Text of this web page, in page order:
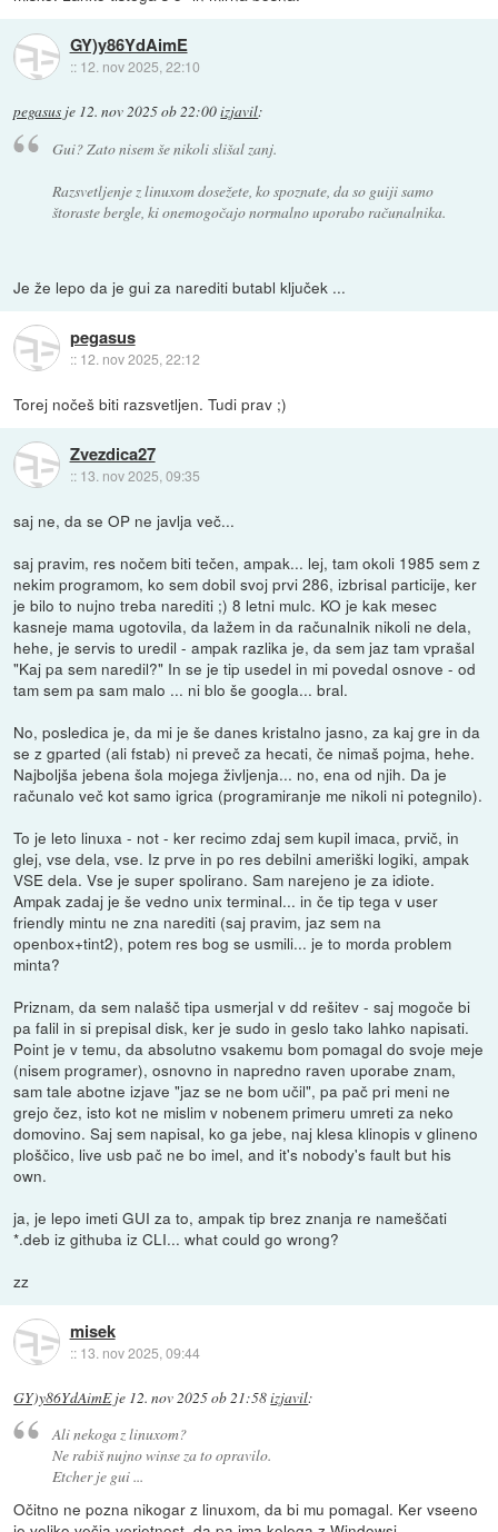
GY)y86YdAimE
:: 12. nov 2025, 22:10
pegasus je 12. nov 2025 ob 22:00izjavil:
Gui? Zato nisem še nikoli slišal zanj.
Razsvetljenje z linuxom dosežete, ko spoznate, da so guiji samo
štoraste bergle, ki onemogočajo normalno uporabo računalnika.
Je že lepo da je gui za narediti butabl ključek ...
pegasus
:: 12. nov 2025, 22:12
Torej nočeš biti razsvetljen. Tudi prav ;)
Zvezdica27
:: 13. nov 2025, 09:35
saj ne, da se OP ne javlja več...
saj pravim, res nočem biti tečen, ampak... lej, tam okoli 1985 sem z
nekim programom, ko sem dobil svoj prvi 286, izbrisal particije, ker
je bilo to nujno treba narediti ;) 8 letni mulc. KO je kak mesec
kasneje mama ugotovila, da lažem in da računalnik nikoli ne dela,
hehe, je servis to uredil - ampak razlika je, da sem jaz tam vprašal
"Kaj pa sem naredil?" In se je tip usedel in mi povedal osnove - od
tam sem pa sam malo ... ni blo še googla... bral.
No, posledica je, da mi je še danes kristalno jasno, za kaj gre in da
se z gparted (ali fstab) ni preveč za hecati, če nimaš pojma, hehe.
Najboljša jebena šola mojega življenja... no, ena od njih. Da je
računalo več kot samo igrica (programiranje me nikoli ni potegnilo).
To je leto linuxa - not - ker recimo zdaj sem kupil imaca, prvič, in
glej, vse dela, vse. Iz prve in po res debilni ameriški logiki, ampak
VSE dela. Vse je super spolirano. Sam narejeno je za idiote.
Ampak zadaj je še vedno unix terminal... in če tip tega v user
friendly mintu ne zna narediti (saj pravim, jaz sem na
openbox+tint2), potem res bog se usmili... je to morda problem
minta?
Priznam, da sem nalašč tipa usmerjal v dd rešitev - saj mogoče bi
pa falil in si prepisal disk, ker je sudo in geslo tako lahko napisati.
Point je v temu, da absolutno vsakemu bom pomagal do svoje meje
(nisem programer), osnovno in napredno raven uporabe znam,
sam tale abotne izjave "jaz se ne bom učil", pa pač pri meni ne
grejo čez, isto kot ne mislim v nobenem primeru umreti za neko
domovino. Saj sem napisal, ko ga jebe, naj klesa klinopis v glineno
ploščico, live usb pač ne bo imel, and it's nobody's fault but his
own.
ja, je lepo imeti GUI za to, ampak tip brez znanja re nameščati
*.deb iz githuba iz CLI... what could go wrong?
zz
misek
:: 13. nov 2025, 09:44
GY)y86YdAimEje 12. nov 2025 ob 21:58izjavil:
Ali nekoga z linuxom?
Ne rabiš nujno winse za to opravilo.
Etcher je gui ...
Očitno ne pozna nikogar z linuxom, da bi mu pomagal. Ker vseeno